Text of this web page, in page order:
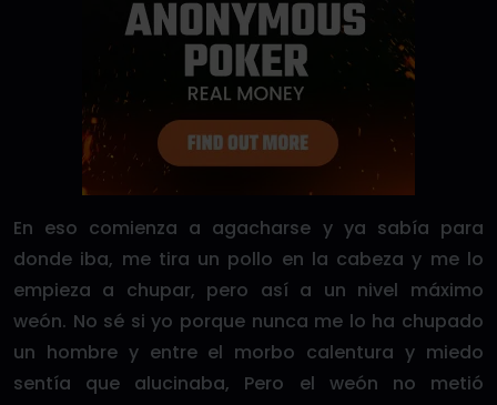
En eso comienza a agacharse y ya sabía para
donde iba, me tira un pollo en la cabeza y me lo
empieza a chupar, pero así a un nivel máximo
weón. No sé si yo porque nunca me lo ha chupado
un hombre y entre el morbo calentura y miedo
sentía que alucinaba, Pero el weón no metió